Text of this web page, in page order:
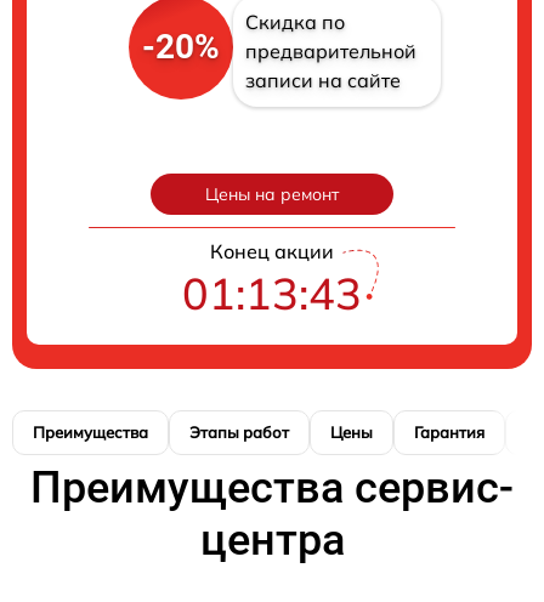
-20%
Скидка по
предварительной
записи на сайте
Цены на ремонт
Конец акции
01:13:42
Преимущества Этапы работ Цены Гарантия
Преимущества сервис-
центра